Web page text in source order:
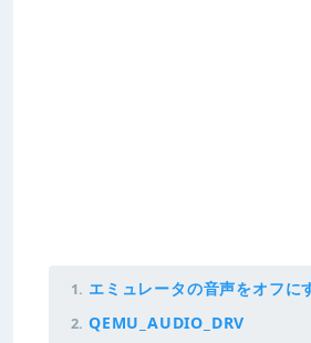
エミュレータの音声をオフに
QEMU_AUDIO_DRV